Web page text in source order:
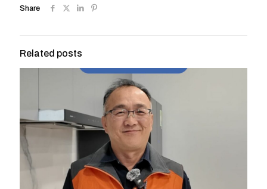
Share
Related posts